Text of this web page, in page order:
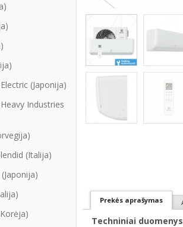
(Japonija)
Industries
(Italija)
Prekės aprašymas
Techniniai duomenys